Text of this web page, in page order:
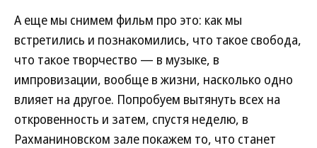
А еще мы снимем фильм про это: как мы
встретились и познакомились, что такое свобода,
что такое творчество — в музыке, в
импровизации, вообще в жизни, насколько одно
влияет на другое. Попробуем вытянуть всех на
откровенность и затем, спустя неделю, в
Рахманиновском зале покажем то, что станет